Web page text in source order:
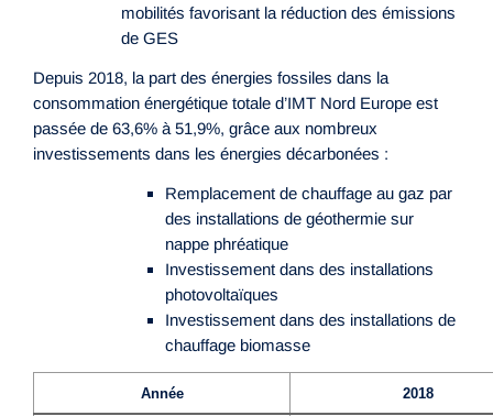
mobilités favorisant la réduction des émissions
de GES
Depuis 2018, la part des énergies fossiles dans la
consommation énergétique totale d’IMT Nord Europe est
passée de 63,6% à 51,9%, grâce aux nombreux
investissements dans les énergies décarbonées :
Remplacement de chauffage au gaz par
des installations de géothermie sur
nappe phréatique
Investissement dans des installations
photovoltaïques
Investissement dans des installations de
chauffage biomasse
Année 2018